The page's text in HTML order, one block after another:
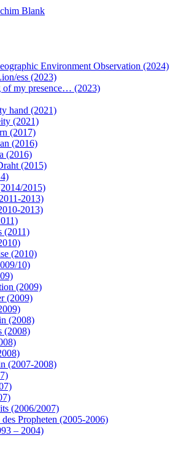
Blank
Environment Observation (2024)
ess (2023)
of my presence… (2023)
hand (2021)
(2021)
(2017)
(2016)
(2016)
(2015)
2015)
2013)
2013)
(2011)
(2010)
10)
(2009)
(2009)
(2008)
(2008)
(2007-2008)
(2006/2007)
Propheten (2005-2006)
– 2004)